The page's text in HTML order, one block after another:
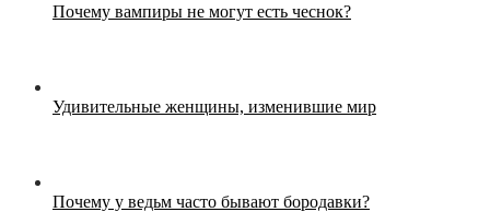
Почему вампиры не могут есть чеснок?
Удивительные женщины, изменившие мир
Почему у ведьм часто бывают бородавки?